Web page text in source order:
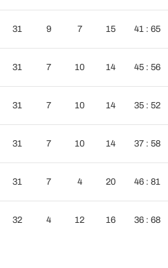
31 9 7 15 41 : 65
31 7 10 14 45 : 56
31 7 10 14 35 : 52
31 7 10 14 37 : 58
31 7 4 20 46 : 81
32 4 12 16 36 : 68